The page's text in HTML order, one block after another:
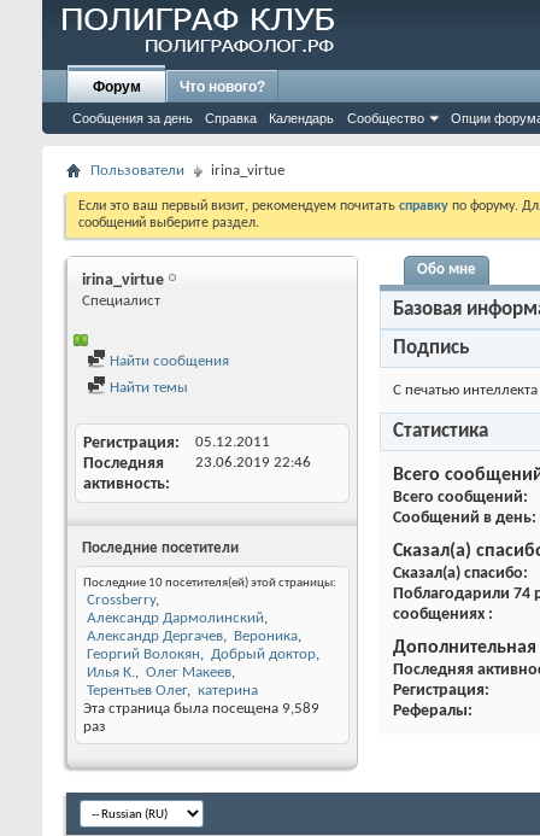
Форум
Сообщения за день Справка Календарь Сообщество Опции
Что нового?
Пользователи irina_virtue
Если это ваш первый визит, рекомендуем почитать справку по форуму.
сообщений выберите раздел.
irina_virtue
Специалист
Найти сообщения
Найти темы
Регистрация 05.12.2011
Последняя
активность
23.06.2019 22:46
Последние посетители
Последние 10 посетителя(ей) этой страницы:
Crossberry
Александр Дармолинский
Александр Дергачев
Вероника
Георгий Волокян
Добрый доктор
Илья К.
Олег Макеев
Терентьев Олег
катерина
Эта страница была посещена 9,589
раз
Обо мне
Базовая
Подпись
С печатью
Статистика
Всего
Всего сообщений
Сообщений в день
Сказал(а)
Сказал(а) спасибо
Поблагодарили 74
сообщениях
Последняя
Регистрация
Рефералы